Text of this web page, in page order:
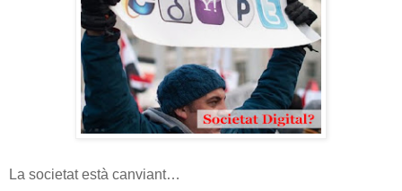
La societat està canviant…